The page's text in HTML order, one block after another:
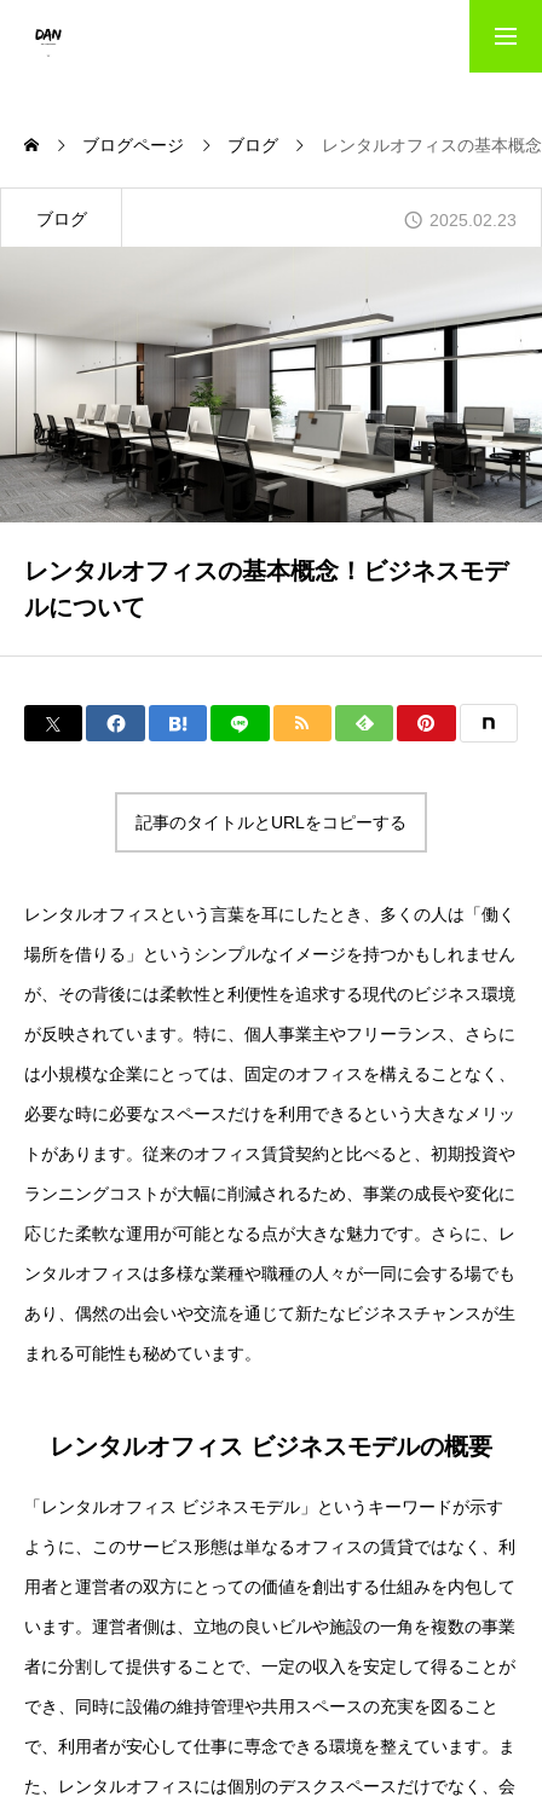
出版事業のご案内｜danパブリッシング
写真撮影サービス｜danフォト
会社概要
お問い合わせ
ブログページ ブログ レンタルオフィスの基本概
ブログ 2025.02.23
レンタルオフィスの基本概念！ビジネスモデ
ルについて
記事のタイトルとURLをコピーする
レンタルオフィスという言葉を耳にしたとき、多くの人は「働く
場所を借りる」というシンプルなイメージを持つかもしれません
が、その背後には柔軟性と利便性を追求する現代のビジネス環境
が反映されています。特に、個人事業主やフリーランス、さらに
は小規模な企業にとっては、固定のオフィスを構えることなく、
必要な時に必要なスペースだけを利用できるという大きなメリッ
トがあります。従来のオフィス賃貸契約と比べると、初期投資や
ランニングコストが大幅に削減されるため、事業の成長や変化に
応じた柔軟な運用が可能となる点が大きな魅力です。さらに、レ
ンタルオフィスは多様な業種や職種の人々が一同に会する場でも
あり、偶然の出会いや交流を通じて新たなビジネスチャンスが生
まれる可能性も秘めています。
レンタルオフィス ビジネスモデルの概要
「レンタルオフィス ビジネスモデル」というキーワードが示す
ように、このサービス形態は単なるオフィスの賃貸ではなく、利
用者と運営者の双方にとっての価値を創出する仕組みを内包して
います。運営者側は、立地の良いビルや施設の一角を複数の事業
者に分割して提供することで、一定の収入を安定して得ることが
でき、同時に設備の維持管理や共用スペースの充実を図ること
で、利用者が安心して仕事に専念できる環境を整えています。ま
た、レンタルオフィスには個別のデスクスペースだけでなく、会